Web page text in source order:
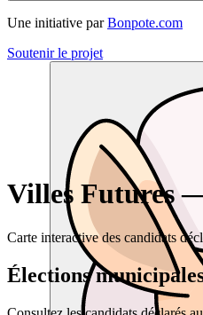
Une initiative par Bonpote.com
Soutenir le projet
Villes Futures
Carte interactive des candidats
Élections